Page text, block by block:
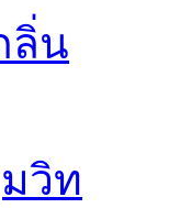
ลิ่น
วิท